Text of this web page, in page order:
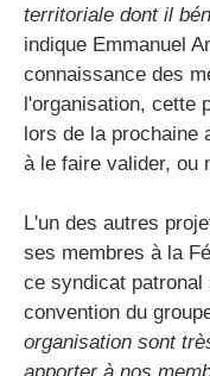
territoriale dont il
indique Emmanuel
connaissance des
l'organisation, cette
lors de la prochaine
à le faire valider, ou
L'un des autres
ses membres à la
ce syndicat
convention du
organisation sont